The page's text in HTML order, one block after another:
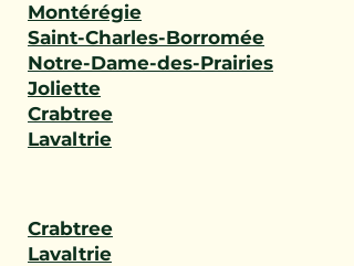
Montérégie
Saint-Charles-Borromée
Notre-Dame-des-Prairies
Joliette
Crabtree
Lavaltrie
Crabtree
Lavaltrie